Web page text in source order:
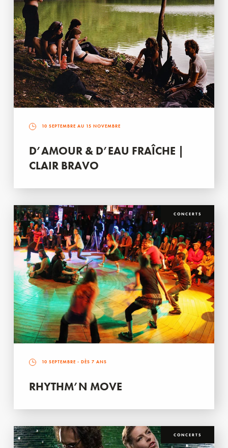
10 SEPTEMBRE AU 15 NOVEMBRE
D’AMOUR & D’EAU FRAÎCHE |
CLAIR BRAVO
CONCERTS
10 SEPTEMBRE - DÈS 7 ANS
RHYTHM’N MOVE
CONCERTS